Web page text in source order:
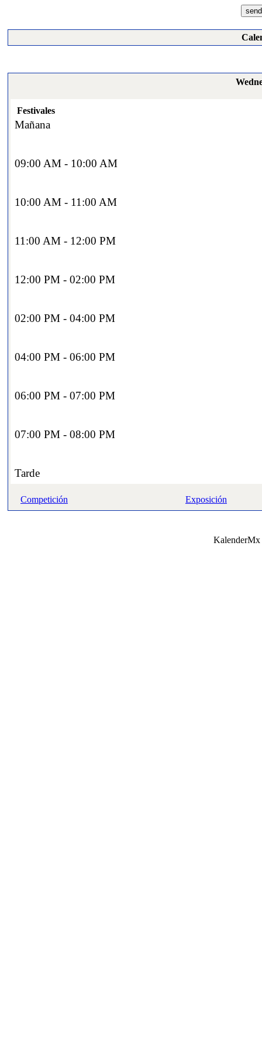
Festivales
Mañana
09:00 AM - 10:00 AM
10:00 AM - 11:00 AM
11:00 AM - 12:00 PM
12:00 PM - 02:00 PM
02:00 PM - 04:00 PM
04:00 PM - 06:00 PM
06:00 PM - 07:00 PM
07:00 PM - 08:00 PM
Tarde
Competición Exposición
KalenderMx